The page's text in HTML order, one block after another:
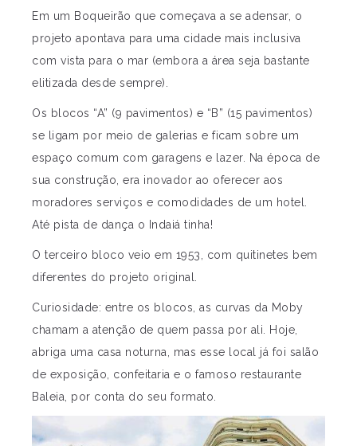
Em um Boqueirão que começava a se adensar, o
projeto apontava para uma cidade mais inclusiva
com vista para o mar (embora a área seja bastante
elitizada desde sempre).
Os blocos “A” (9 pavimentos) e “B” (15 pavimentos)
se ligam por meio de galerias e ficam sobre um
espaço comum com garagens e lazer. Na época de
sua construção, era inovador ao oferecer aos
moradores serviços e comodidades de um hotel.
Até pista de dança o Indaiá tinha!
O terceiro bloco veio em 1953, com quitinetes bem
diferentes do projeto original.
Curiosidade: entre os blocos, as curvas da Moby
chamam a atenção de quem passa por ali. Hoje,
abriga uma casa noturna, mas esse local já foi salão
de exposição, confeitaria e o famoso restaurante
Baleia, por conta do seu formato.